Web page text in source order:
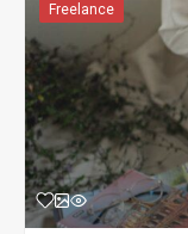
Freelance